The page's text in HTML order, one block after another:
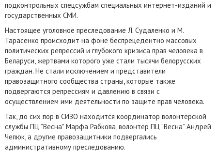
подконтрольных спецсужбам специальных интернет-изданий и
государственных СМИ.
Настоящее уголовное преследование Л. Судаленко и М.
Тарасенко происходит на фоне беспрецедентно массовых
политических репрессий и глубокого кризиса прав человека в
Беларуси, жертвами которого уже стали тысячи белорусских
граждан. Не стали исключением и представители
правозащитного сообщества страны, которые также
подвергаются репрессиям и давлению в связи с
осуществлением ими деятельности по защите прав человека.
Так, до сих пор в СИЗО находится координатор волонтерской
службы ПЦ ”Весна" Марфа Рабкова, волонтер ПЦ “Весна” Андрей
Чепюк, а другие правозащитники подвергались
административному преследованию.